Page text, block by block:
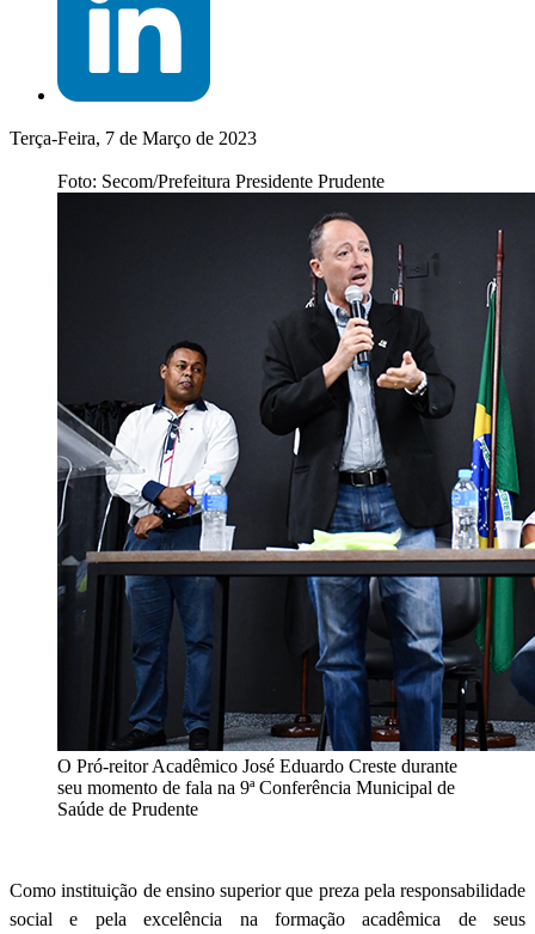
Terça-Feira, 7 de Março de 2023
Foto: Secom/Prefeitura Presidente Prudente
O Pró-reitor Acadêmico José Eduardo Creste durante
seu momento de fala na 9ª Conferência Municipal de
Saúde de Prudente
Como instituição de ensino superior que preza pela responsabilidade
social e pela excelência na formação acadêmica de seus